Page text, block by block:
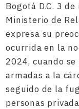
Bogotá D.C. 3
Ministerio de
expresa su
ocurrida en la
2024, cuando
armadas a la
seguido de la
personas